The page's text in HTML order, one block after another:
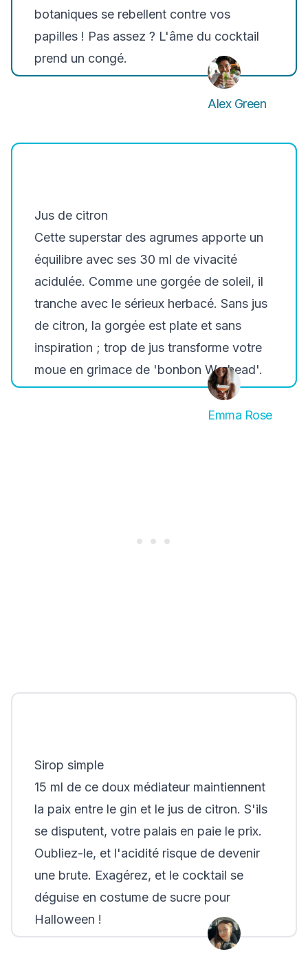
botaniques se rebellent contre vos
papilles ! Pas assez ? L'âme du cocktail
prend un congé.
Alex Green
Jus de citron
Cette superstar des agrumes apporte un
équilibre avec ses 30 ml de vivacité
acidulée. Comme une gorgée de soleil, il
tranche avec le sérieux herbacé. Sans jus
de citron, la gorgée est plate et sans
inspiration ; trop de jus transforme votre
moue en grimace de 'bonbon Warhead'.
Emma Rose
Sirop simple
15 ml de ce doux médiateur maintiennent
la paix entre le gin et le jus de citron. S'ils
se disputent, votre palais en paie le prix.
Oubliez-le, et l'acidité risque de devenir
une brute. Exagérez, et le cocktail se
déguise en costume de sucre pour
Halloween !